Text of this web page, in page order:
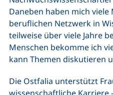
Daneben haben mich
beruflichen Netzwerk in
teilweise über viele Jahre
Menschen bekomme ich
kann Themen diskutieren
Die Ostfalia unterstützt